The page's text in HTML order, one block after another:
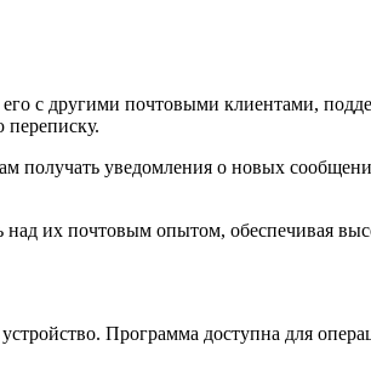
с другими почтовыми клиентами,
переписку.
получать уведомления о новых
их почтовым опытом, обеспечивая
Программа доступна для